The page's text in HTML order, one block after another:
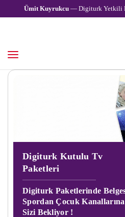
Ümit Kuyrukcu— Digiturk Yetkili
Digiturk Kutulu Tv
Paketleri
Digiturk Paketlerinde
Spordan Çocuk
Sizi Bekliyor !